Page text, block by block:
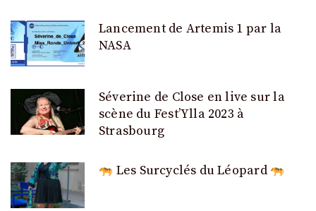
Lancement de Artemis 1 par la
NASA
Séverine de Close en live sur la
scène du Fest’Ylla 2023 à
Strasbourg
Les Surcyclés du Léopard